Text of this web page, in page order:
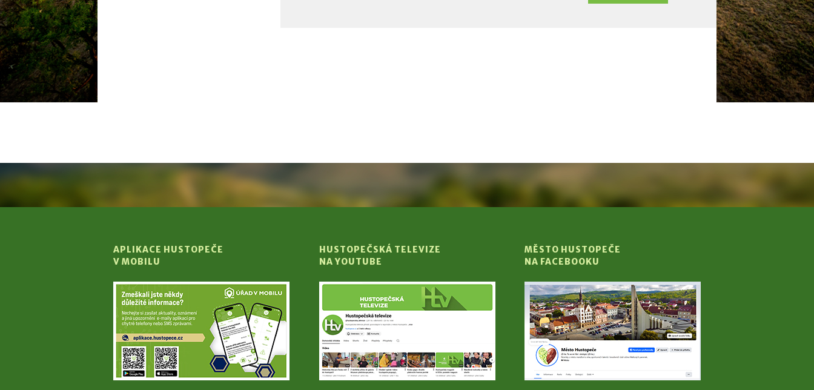
APLIKACE HUSTOPEČE
V MOBILU
HUSTOPEČSKÁ TELEVIZE
NA YOUTUBE
MĚSTO HUSTOPEČE
NA FACEBOOKU